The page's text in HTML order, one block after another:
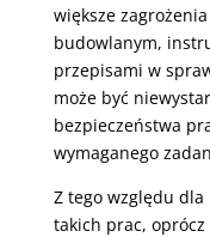
większe
budowlanym,
przepisami w
może być
bezpieczeństwa
wymaganego
Z tego względu
takich prac,